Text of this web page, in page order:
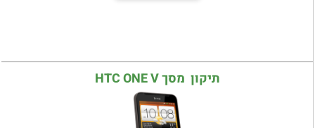
תיקון מסך HTC ONE V